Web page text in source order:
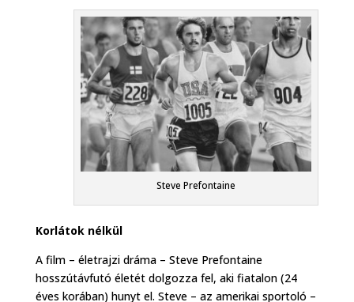
Steve Prefontaine
Korlátok nélkül
A film – életrajzi dráma – Steve Prefontaine
hosszútávfutó életét dolgozza fel, aki fiatalon (24
éves korában) hunyt el. Steve – az amerikai sportoló –